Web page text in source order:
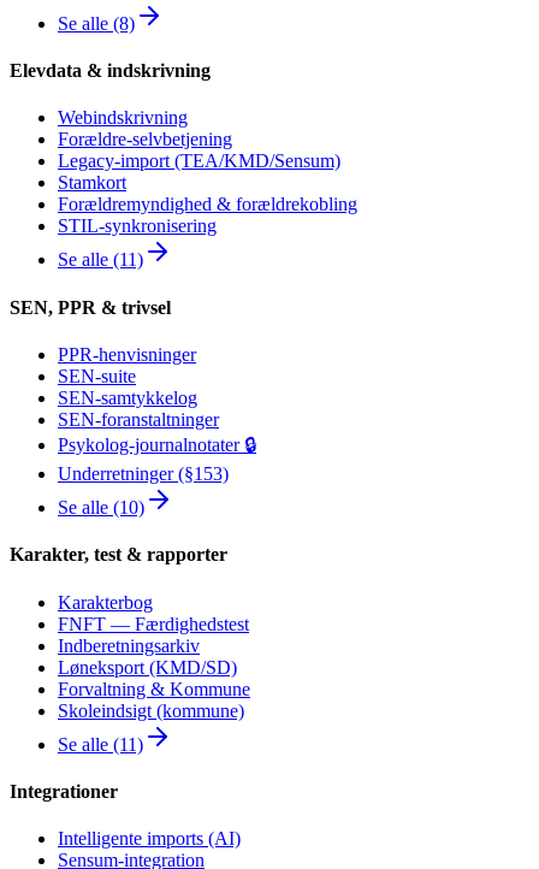
Se alle (8)
Elevdata & indskrivning
Webindskrivning
Forældre-selvbetjening
Legacy-import (TEA/KMD/Sensum)
Stamkort
Forældremyndighed & forældrekobling
STIL-synkronisering
Se alle (11)
SEN, PPR & trivsel
PPR-henvisninger
SEN-suite
SEN-samtykkelog
SEN-foranstaltninger
Psykolog-journalnotater 🔒
Underretninger (§153)
Se alle (10)
Karakter, test & rapporter
Karakterbog
FNFT — Færdighedstest
Indberetningsarkiv
Løneksport (KMD/SD)
Forvaltning & Kommune
Skoleindsigt (kommune)
Se alle (11)
Integrationer
Intelligente imports (AI)
Sensum-integration